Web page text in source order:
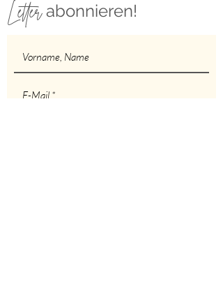
Letterabonnieren!